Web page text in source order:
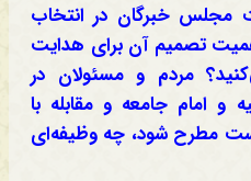
مجلس خبرگان در انتخاب
تصمیم آن برای هدایت
مردم و مسئولان در
و امام جامعه و مقابله با
مطرح شود، چه وظیفه‌ای